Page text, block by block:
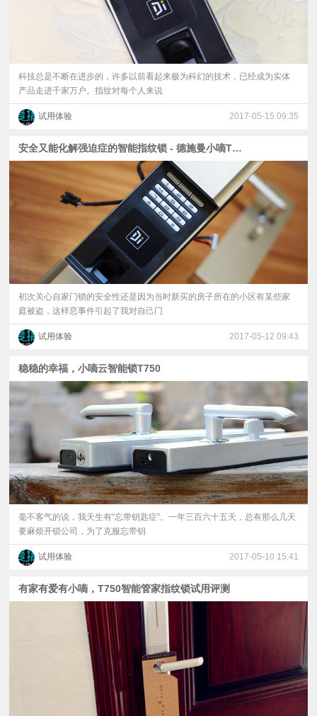
科技总是不断在进步的，许多以前看起来极为科幻的技术，已经成为实体
产品走进千家万户。指纹对每个人来说
试用体验 2017-05-15 09:35
安全又能化解强迫症的智能指纹锁 - 德施曼小嘀T750体验
初次关心自家门锁的安全性还是因为当时新买的房子所在的小区有某些家
庭被盗，这样恴事件引起了我对自己门
试用体验 2017-05-12 09:43
稳稳的幸福，小嘀云智能锁T750
毫不客气的说，我天生有“忘带钥匙症”。一年三百六十五天，总有那么几天
要麻烦开锁公司，为了克服忘带钥
试用体验 2017-05-10 15:41
有家有爱有小嘀，T750智能管家指纹锁试用评测